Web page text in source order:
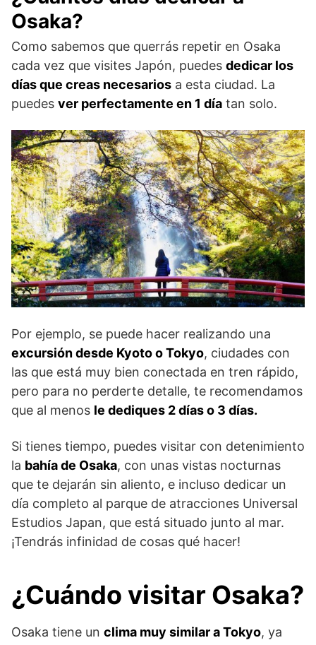
Osaka?
Como sabemos que querrás repetir en Osaka
cada vez que visites Japón, puedes dedicar los
días que creas necesarios a esta ciudad. La
puedes ver perfectamente en 1 día tan solo.
Por ejemplo, se puede hacer realizando una
excursión desde Kyoto o Tokyo, ciudades con
las que está muy bien conectada en tren rápido,
pero para no perderte detalle, te recomendamos
que al menos le dediques 2 días o 3 días.
Si tienes tiempo, puedes visitar con detenimiento
la bahía de Osaka, con unas vistas nocturnas
que te dejarán sin aliento, e incluso dedicar un
día completo al parque de atracciones Universal
Estudios Japan, que está situado junto al mar.
¡Tendrás infinidad de cosas qué hacer!
¿Cuándo visitar Osaka?
Osaka tiene un clima muy similar a Tokyo, ya